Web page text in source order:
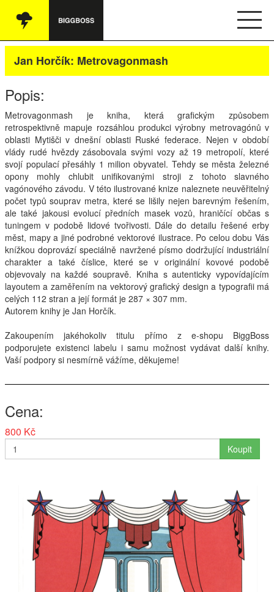
Vše
Audio
Oblečení
Knihy
Ostatní
English
Obchodní podmínky
Kontakt
Interpreti
Jan Horčík: Metrovagonmash
Popis:
Metrovagonmash je kniha, která grafickým způsobem
retrospektivně mapuje rozsáhlou produkci výrobny metrovagónů v
oblasti Mytišči v dnešní oblasti Ruské federace. Nejen v období
vlády rudé hvězdy zásobovala svými vozy až 19 metropolí, které
svojí populací přesáhly 1 milion obyvatel. Tehdy se města železné
opony mohly chlubit unifikovanými stroji z tohoto slavného
vagónového závodu. V této ilustrované knize naleznete neuvěřitelný
počet typů souprav metra, které se lišily nejen barevným řešením,
ale také jakousi evolucí předních masek vozů, hraničící občas s
tuningem v podobě lidové tvořivosti. Dále do detailu řešené erby
měst, mapy a jiné podrobné vektorové ilustrace. Po celou dobu Vás
knížkou doprovází speciálně navržené písmo dodržující industriální
charakter a také číslice, které se v originální kovové podobě
objevovaly na každé soupravě. Kniha s autenticky vypovídajícím
layoutem a zaměřením na vektorový grafický design a typografii má
celých 112 stran a její formát je 287 × 307 mm.
Autorem knihy je Jan Horčík.
Zakoupením jakéhokoliv titulu přímo z e-shopu BiggBoss
podporujete existenci labelu i samu možnost vydávat další knihy.
Vaší podpory si nesmírně vážíme, děkujeme!
Cena
800 Kč
Koupit